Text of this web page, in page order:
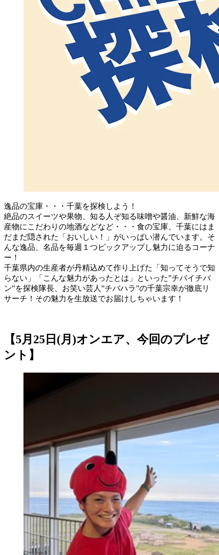
逸品の宝庫・・・千葉を探検しよう！
絶品のスイーツや果物、知る人ぞ知る味噌や醤油、新鮮な海
産物にこだわりの地酒などなど・・・食の宝庫、千葉にはま
だまだ隠された「おいしい！」がいっぱい潜んでいます。そ
んな逸品、名品を毎週１つピックアップし魅力に迫るコーナ
ー！
千葉県内の生産者が丹精込めて作り上げた「知ってそうで知
らない」「こんな魅力があったとは」といった”チバイチバ
ン”を探検隊長、お笑い芸人”チバハラ”の千葉宗幸が徹底リ
サーチ！その魅力を生放送でお届けしちゃいます！
【5月25日(月)オンエア、今回のプレゼ
ント】